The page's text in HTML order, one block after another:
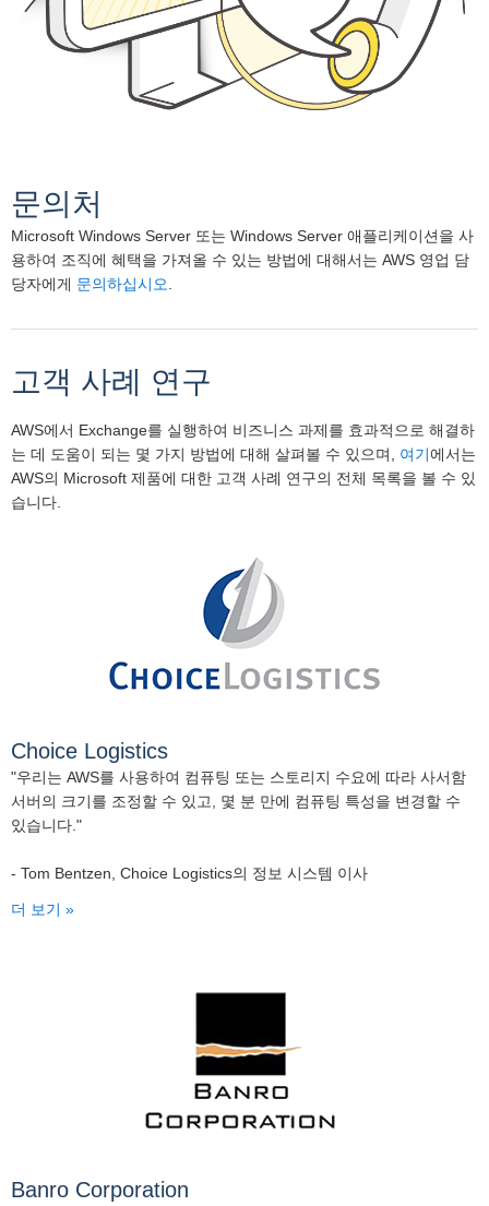
문의처
Microsoft Windows Server 또는 Windows Server 애플리케이션을 사
용하여 조직에 혜택을 가져올 수 있는 방법에 대해서는 AWS 영업 담
당자에게 문의하십시오.
고객 사례 연구
AWS에서 Exchange를 실행하여 비즈니스 과제를 효과적으로 해결하
는 데 도움이 되는 몇 가지 방법에 대해 살펴볼 수 있으며, 여기에서는
AWS의 Microsoft 제품에 대한 고객 사례 연구의 전체 목록을 볼 수 있
습니다.
Choice Logistics
"우리는 AWS를 사용하여 컴퓨팅 또는 스토리지 수요에 따라 사서함
서버의 크기를 조정할 수 있고, 몇 분 만에 컴퓨팅 특성을 변경할 수
있습니다."
- Tom Bentzen, Choice Logistics의 정보 시스템 이사
더 보기 »
Banro Corporation